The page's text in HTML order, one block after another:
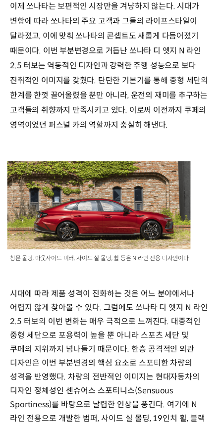
이제 쏘나타는 보편적인 시장만을 겨냥하지 않는다. 시대가
변함에 따라 쏘나타의 주요 고객과 그들의 라이프스타일이
달라졌고, 이에 맞춰 쏘나타의 콘셉트도 새롭게 다듬어졌기
때문이다. 이번 부분변경으로 거듭난 쏘나타 디 엣지 N 라인
2.5 터보는 역동적인 디자인과 강력한 주행 성능으로 보다
진취적인 이미지를 갖췄다. 탄탄한 기본기를 통해 중형 세단의
한계를 한껏 끌어올렸을 뿐만 아니라, 운전의 재미를 추구하는
고객들의 취향까지 만족시키고 있다. 이로써 이전까지 쿠페의
영역이었던 퍼스널 카의 역할까지 충실히 해낸다.
창문 몰딩, 아웃사이드 미러, 사이드 실 몰딩, 휠 등은 N 라인 전용 디자인이다
시대에 따라 제품 성격이 진화하는 것은 어느 분야에서나
어렵지 않게 찾아볼 수 있다. 그럼에도 쏘나타 디 엣지 N 라인
2.5 터보의 이번 변화는 매우 극적으로 느껴진다. 대중적인
중형 세단으로 포용력이 높을 뿐 아니라 스포츠 세단 및
쿠페의 지위까지 넘나들기 때문이다. 한층 공격적인 외관
디자인은 이번 부분변경의 핵심 요소로 스포티한 차량의
성격을 반영했다. 차량의 전반적인 이미지는 현대자동차의
디자인 정체성인 센슈어스 스포티니스(Sensuous
Sportiness)를 바탕으로 날렵한 인상을 풍긴다. 여기에 N
라인 전용으로 개발한 범퍼, 사이드 실 몰딩, 19인치 휠, 블랙